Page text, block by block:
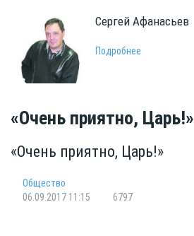
Сергей Aфанасьев
Подробнее
«Очень приятно, Царь!»
«Очень приятно, Царь!»
Общество
06.09.2017 11:15
6797